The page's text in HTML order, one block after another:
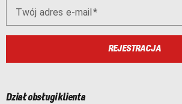
Twój adres e-mail
REJESTRACJA
Dział obsługi klienta